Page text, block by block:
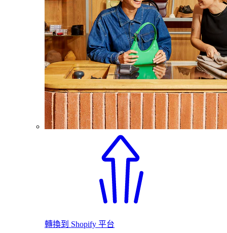
轉換到 Shopify 平台